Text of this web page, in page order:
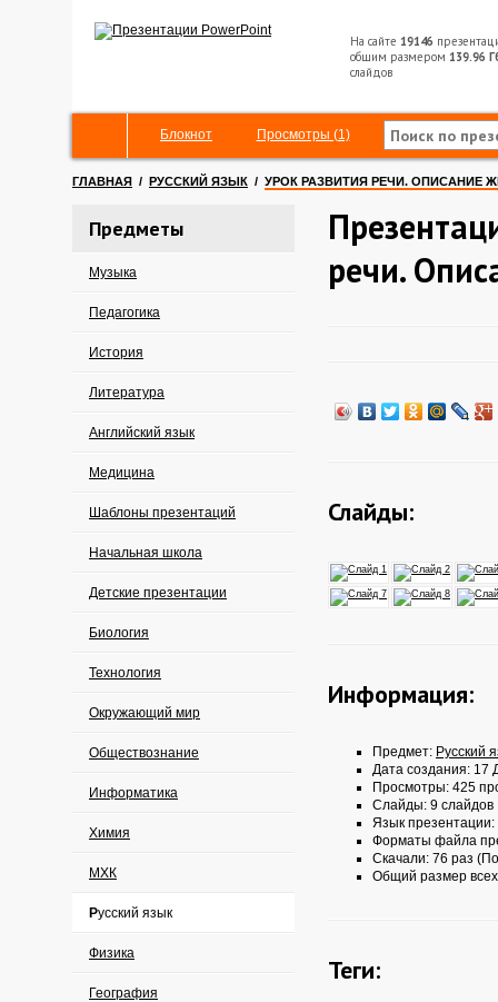
На сайте 19146
общим размером 139.96
слайдов
Блокнот Просмотры (1)
ГЛАВНАЯ / РУССКИЙ ЯЗЫК / УРОК РАЗВИТИЯ РЕЧИ. ОПИСАНИЕ
Предметы
Музыка
Педагогика
История
Литература
Английский язык
Медицина
Шаблоны презентаций
Начальная школа
Детские презентации
Биология
Технология
Окружающий мир
Обществознание
Информатика
Химия
МХК
Русский язык
Физика
География
речи.
Слайды:
Информация:
Предмет: Русский
Дата создания: 17
Просмотры: 425
Слайды: 9 слайдов
Язык презентации:
Форматы файла
Скачали: 76 раз
Общий размер
Теги: